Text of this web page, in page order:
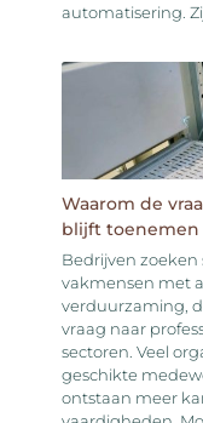
automatisering.
Waarom de
blijft toenemen
Bedrijven zoeken
vakmensen met
verduurzaming,
vraag naar
sectoren. Veel
geschikte
ontstaan meer